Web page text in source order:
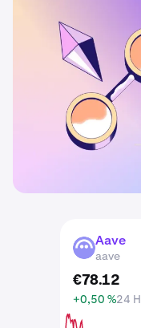
AAVE Aave
aave
€78.12
+0,50 %24 H